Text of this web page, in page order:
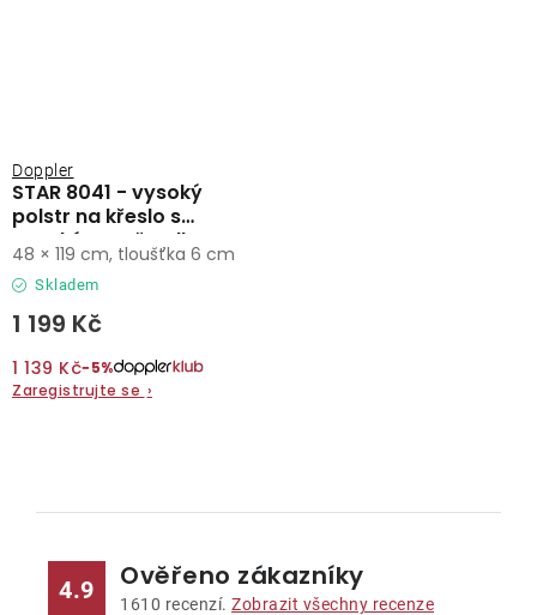
STAR 8041 - vysoký
polstr na křeslo s
vysokým opěradlem
Doppler
Skladem
1 199 Kč
1 139 Kč−5%
Zaregistrujte se ›
48 × 119 cm, tloušťka 6 cm
4.9 Ověřeno zákazníky
1610 recenzí. Zobrazit všechny recenze